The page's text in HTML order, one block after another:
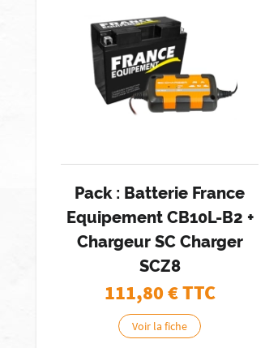
Pack : Batterie France
Equipement CB10L-B2 +
Chargeur SC Charger
SCZ8
111,80€ TTC
Voir la fiche